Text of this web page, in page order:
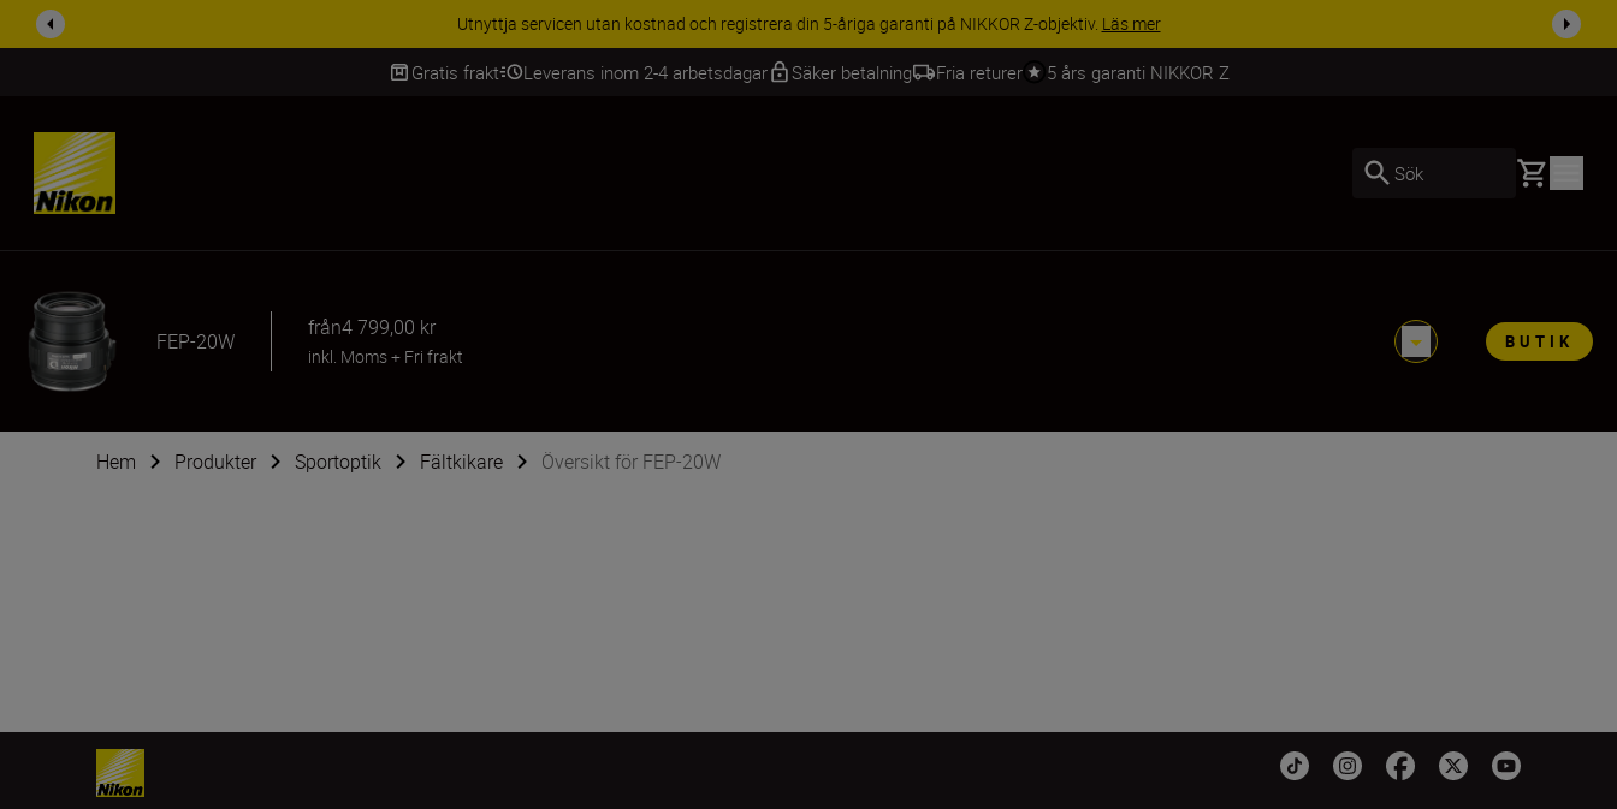
Utnyttja servicen utan kostnad och registrera din 5-åriga garanti på NIKKOR Z-objektiv. Läs mer
Gratis frakt Leverans inom 2-4 arbetsdagar Säker betalning Fria returer 5 års garanti NIKKOR Z
SKIP
Sök Basket
FEP-20W
från4 799,00 kr
inkl. Moms+ Fri frakt
BUTIK
Hem Produkter Sportoptik Fältkikare Översikt för FEP-20W